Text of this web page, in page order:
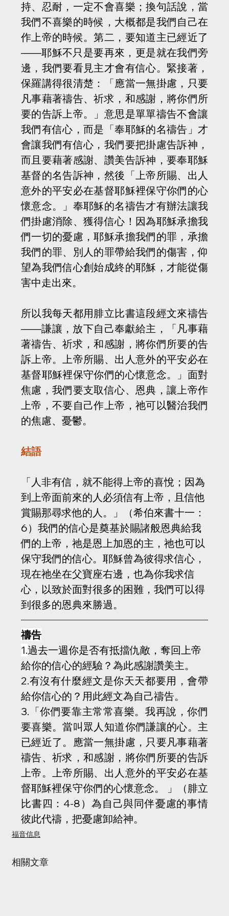
持、忍耐，一定不會喜樂；換句話說，當
我們不喜樂的時候，大概都是我們自己在
作上帝的時候。第二，要知道主已經近了
——耶穌不只是要再來，更是就在我們旁
邊，我們要看見主才會有信心。緊接著，
保羅講得很清楚：「應當一無掛慮，只要
凡事藉著禱告、祈求，和感謝，將你們所
要的告訴上帝。」意思是單單禱告不會讓
我們有信心，而是「奉耶穌的名禱告」才
會讓我們有信心，我們要把掛慮告訴神，
而且要藉著感謝、讚美告訴神，要奉耶穌
基督的名告訴神，然後「上帝所賜、出人
意外的平安必在基督耶穌裡保守你們的心
懷意念。」奉耶穌的名禱告才有辦法讓我
們掛慮消除、獲得信心！因為耶穌承擔我
們一切的憂慮，耶穌承擔我們的罪，承擔
我們的罪、別人的罪帶給我們的傷害，仰
望為我們信心創始成終的耶穌，才能從傷
害中走出來。
所以我每天都用腓立比書這段經文來禱告
——謙讓，放下自己奉獻給主，「凡事藉
著禱告、祈求，和感謝，將你們所要的告
訴上帝。上帝所賜、出人意外的平安必在
基督耶穌裡保守你們的心懷意念。」面對
焦慮，我們要支取信心、恩典，讓上帝作
上帝，不要自己作上帝，祂可以醫治我們
的焦慮、憂鬱。
結語
「人非有信，就不能得上帝的喜悅；因為
到上帝面前來的人必須信有上帝，且信他
賞賜那尋求他的人。」（希伯來書十一：
6）我們的信心是奠基於賜諸般恩典給我
們的上帝，祂是恩上加恩的主，祂也可以
保守我們的信心。耶穌曾為彼得求信心，
現在祂坐在父寶座右邊，也為你我求信
心，以致於面對很多的困難，我們可以得
到很多的恩典來勝過。
禱告
1.過去一週你是否有抵擋仇敵，奪回上帝
給你的信心的經驗？為此感謝讚美主。
2.有沒有什麼經文是你天天都要用，會帶
給你信心的？用此經文為自己禱告。
3.「你們要靠主常常喜樂。我再說，你們
要喜樂。當叫眾人知道你們謙讓的心。主
已經近了。應當一無掛慮，只要凡事藉著
禱告、祈求，和感謝，將你們所要的告訴
上帝。上帝所賜、出人意外的平安必在基
督耶穌裡保守你們的心懷意念。 」（腓立
比書四：4-8）為自己與同伴憂慮的事情
彼此代禱，把憂慮卸給神。
福音信息
相關文章